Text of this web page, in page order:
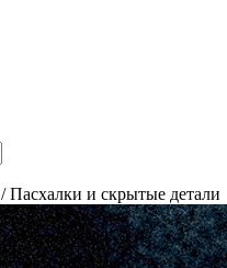
/ Пасхалки и скрытые детали